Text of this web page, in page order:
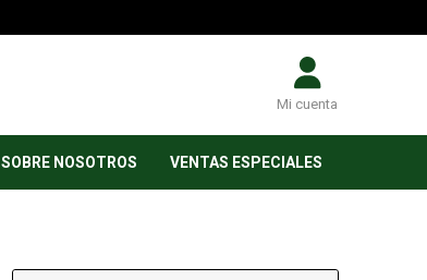
Mi cuenta
SOBRE NOSOTROS VENTAS ESPECIALES